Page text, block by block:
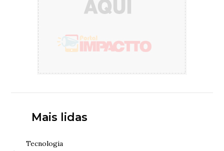
Mais lidas
Tecnologia